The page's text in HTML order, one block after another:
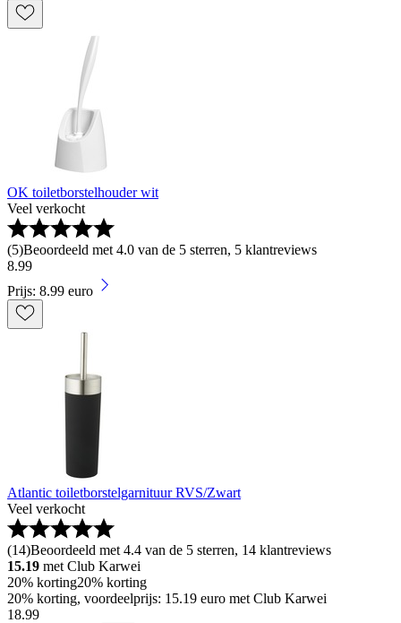
OK toiletborstelhouder wit
Veel verkocht
(5)Beoordeeld met 4.0 van de 5 sterren, 5 klantreviews
8.99
Prijs: 8.99 euro
Atlantic toiletborstelgarnituur RVS/Zwart
Veel verkocht
(14)Beoordeeld met 4.4 van de 5 sterren, 14 klantreviews
15.19 met Club Karwei
20% korting20% korting
20% korting, voordeelprijs: 15.19 euro met Club Karwei
18.99